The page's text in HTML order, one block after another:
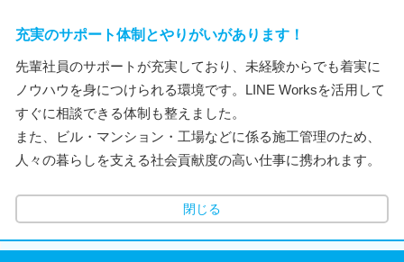
充実のサポート体制とやりがいがあります！
先輩社員のサポートが充実しており、未経験からでも着実に
ノウハウを身につけられる環境です。LINE Worksを活用して
すぐに相談できる体制も整えました。
また、ビル・マンション・工場などに係る施工管理のため、
人々の暮らしを支える社会貢献度の高い仕事に携われます。
閉じる